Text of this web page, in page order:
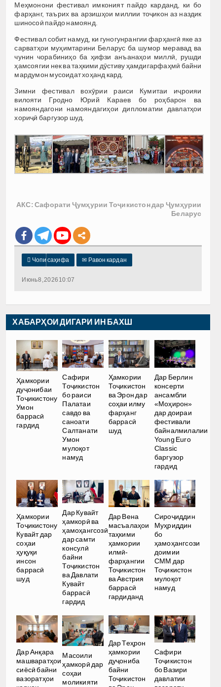
Меҳмонони фестивал имконият пайдо карданд, ки бо
фарҳанг, таърих ва арзишҳои миллии тоҷикон аз наздик
шиносоӣ пайдо намоянд.
Фестивал собит намуд, ки гуногунрангии фарҳангӣ яке аз
сарватҳои муҳимтарини Беларус ба шумор меравад ва
чунин чорабиниҳо ба ҳифзи анъанаҳои миллӣ, рушди
ҳамсоягии нек ва таҳкими дӯстиву ҳамдигарфаҳмӣ байни
мардумон мусоидат хоҳанд кард.
Зимни фестивал вохӯрии раиси Кумитаи иҷроияи
вилояти Гродно Юрий Караев бо роҳбарон ва
намояндагони намояндагиҳои дипломатии давлатҳои
хориҷӣ баргузор шуд.
АКС: Сафорати Ҷумҳурии Тоҷикистон дар Ҷумҳурии
Беларус
 Чопи саҳифа ✉ Равон кардан
Июнь 8, 2026 10:07
ХАБАРҲОИ ДИГАРИ ИН БАХШ
Ҳамкории
дуҷонибаи
Тоҷикистону
Умон
баррасӣ
гардид
Сафири
Тоҷикистон
бо раиси
Палатаи
савдо ва
саноати
Салтанати
Умон
мулоқот
намуд
Ҳамкории
Тоҷикистон
ва Эрон дар
соҳаи илму
фарҳанг
баррасӣ
шуд
Дар Берлин
консерти
ансамбли
«Моҳирон»
дар доираи
фестивали
байналмилалии
Young Euro
Classic
баргузор
гардид
Ҳамкории
Тоҷикистону
Кувайт дар
соҳаи
ҳуқуқи
инсон
баррасӣ
шуд
Дар Кувайт
ҳамкорӣ ва
ҳамоҳангсозӣ
дар самти
консулӣ
байни
Тоҷикистон
ва Давлати
Кувайт
баррасӣ
гардид
Дар Вена
масъалаҳои
таҳкими
ҳамкории
илмӣ-
фарҳангии
Тоҷикистон
ва Австрия
баррасӣ
гардиданд
Сироҷиддин
Муҳриддин
бо
ҳамоҳангсози
доимии
СММ дар
Тоҷикистон
мулоқот
намуд
Дар Анқара
машваратҳои
сиёсӣ байни
вазоратҳои
Масоили
ҳамкорӣ дар
соҳаи
моликияти
Дар Теҳрон
ҳамкории
дуҷониба
байни
Тоҷикистон
Сафири
Тоҷикистон
бо Вазири
давлатии